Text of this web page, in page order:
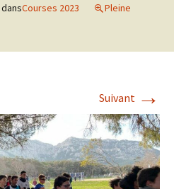
dansCourses 2023
Pleine
Suivant →